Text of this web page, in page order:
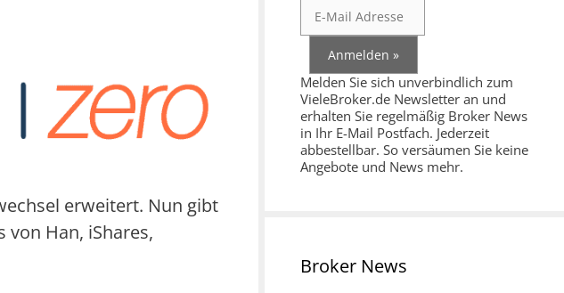
erweitert. Nun gibt
von Han, iShares,
Melden Sie sich unverbindlich zum
VieleBroker.de Newsletter an und
erhalten Sie regelmäßig Broker News
in Ihr E-Mail Postfach. Jederzeit
abbestellbar. So versäumen Sie keine
Angebote und News mehr.
Broker News